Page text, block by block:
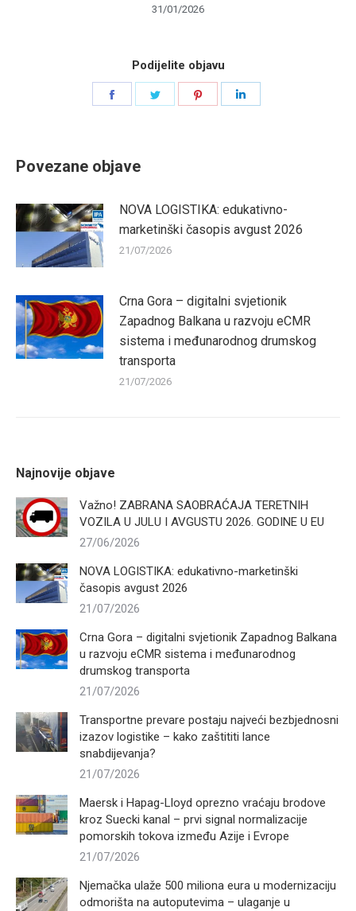
31/01/2026
Podijelite objavu
Povezane objave
NOVA LOGISTIKA: edukativno-
marketinški časopis avgust 2026
21/07/2026
Crna Gora – digitalni svjetionik
Zapadnog Balkana u razvoju eCMR
sistema i međunarodnog drumskog
transporta
21/07/2026
Najnovije objave
Važno! ZABRANA SAOBRAĆAJA TERETNIH
VOZILA U JULU I AVGUSTU 2026. GODINE U EU
27/06/2026
NOVA LOGISTIKA: edukativno-marketinški
časopis avgust 2026
21/07/2026
Crna Gora – digitalni svjetionik Zapadnog Balkana
u razvoju eCMR sistema i međunarodnog
drumskog transporta
21/07/2026
Transportne prevare postaju najveći bezbjednosni
izazov logistike – kako zaštititi lance
snabdijevanja?
21/07/2026
Maersk i Hapag-Lloyd oprezno vraćaju brodove
kroz Suecki kanal – prvi signal normalizacije
pomorskih tokova između Azije i Evrope
21/07/2026
Njemačka ulaže 500 miliona eura u modernizaciju
odmorišta na autoputevima – ulaganje u